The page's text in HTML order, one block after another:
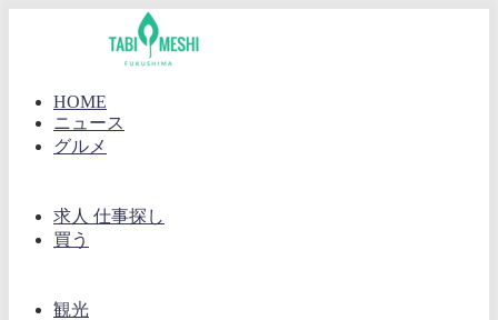
HOME
ニュース
グルメ
求人 仕事探し
買う
観光